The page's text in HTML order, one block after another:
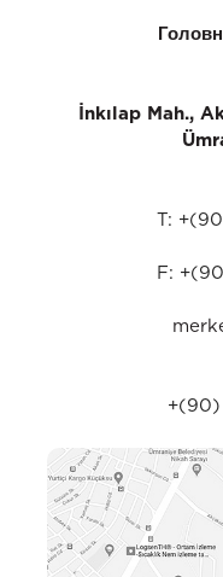
İnkılap Mah.,
T:
F: